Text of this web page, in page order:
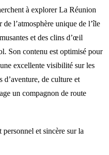
à explorer La Réunion
l’atmosphère unique de l’île
et des clins d’œil
Son contenu est optimisé pour
excellente visibilité sur les
d’aventure, de culture et
un compagnon de route
personnel et sincère sur la